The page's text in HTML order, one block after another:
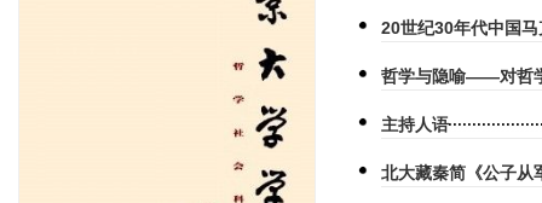
20世纪30年代中国
哲学与隐喻——对哲
主持人语
北大藏秦简《公子从